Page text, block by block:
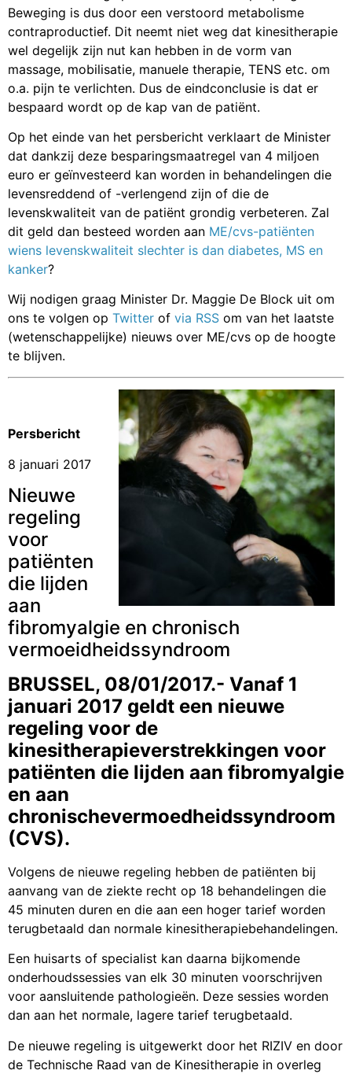
Beweging is dus door een verstoord metabolisme
contraproductief. Dit neemt niet weg dat kinesitherapie
wel degelijk zijn nut kan hebben in de vorm van
massage, mobilisatie, manuele therapie, TENS etc. om
o.a. pijn te verlichten. Dus de eindconclusie is dat er
bespaard wordt op de kap van de patiënt.
Op het einde van het persbericht verklaart de Minister
dat dankzij deze besparingsmaatregel van 4 miljoen
euro er geïnvesteerd kan worden in behandelingen die
levensreddend of -verlengend zijn of die de
levenskwaliteit van de patiënt grondig verbeteren. Zal
dit geld dan besteed worden aan ME/cvs-patiënten
wiens levenskwaliteit slechter is dan diabetes, MS en
kanker?
Wij nodigen graag Minister Dr. Maggie De Block uit om
ons te volgen op Twitter of via RSS om van het laatste
(wetenschappelijke) nieuws over ME/cvs op de hoogte
te blijven.
Persbericht
8 januari 2017
Nieuwe
regeling
voor
patiënten
die lijden
aan
fibromyalgie en chronisch
vermoeidheidssyndroom
BRUSSEL, 08/01/2017.- Vanaf 1
januari 2017 geldt een nieuwe
regeling voor de
kinesitherapieverstrekkingen voor
patiënten die lijden aan fibromyalgie
en aan
chronischevermoedheidssyndroom
(CVS).
Volgens de nieuwe regeling hebben de patiënten bij
aanvang van de ziekte recht op 18 behandelingen die
45 minuten duren en die aan een hoger tarief worden
terugbetaald dan normale kinesitherapiebehandelingen.
Een huisarts of specialist kan daarna bijkomende
onderhoudssessies van elk 30 minuten voorschrijven
voor aansluitende pathologieën. Deze sessies worden
dan aan het normale, lagere tarief terugbetaald.
De nieuwe regeling is uitgewerkt door het RIZIV en door
de Technische Raad van de Kinesitherapie in overleg